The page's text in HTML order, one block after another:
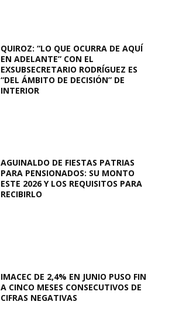
QUIROZ: “LO QUE OCURRA DE AQUÍ
EN ADELANTE” CON EL
EXSUBSECRETARIO RODRÍGUEZ ES
“DEL ÁMBITO DE DECISIÓN” DE
INTERIOR
AGUINALDO DE FIESTAS PATRIAS
PARA PENSIONADOS: SU MONTO
ESTE 2026 Y LOS REQUISITOS PARA
RECIBIRLO
IMACEC DE 2,4% EN JUNIO PUSO FIN
A CINCO MESES CONSECUTIVOS DE
CIFRAS NEGATIVAS